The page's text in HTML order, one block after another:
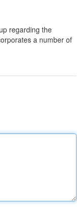
regarding the
a number of